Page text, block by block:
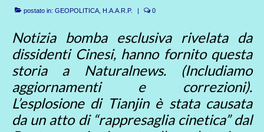
postato in: GEOPOLITICA H.A.A.R.P. | 0
Notizia bomba esclusiva rivelata da
dissidenti Cinesi, hanno fornito questa
storia a Naturalnews. (Includiamo
aggiornamenti e correzioni).
L’esplosione di Tianjin è stata causata
da un atto di “rappresaglia cinetica” dal